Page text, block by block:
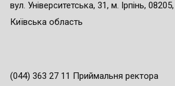
вул. Університетська, 31, м. Ірпінь, 08205,
Київська область
(044) 363 27 11 Приймальня ректора